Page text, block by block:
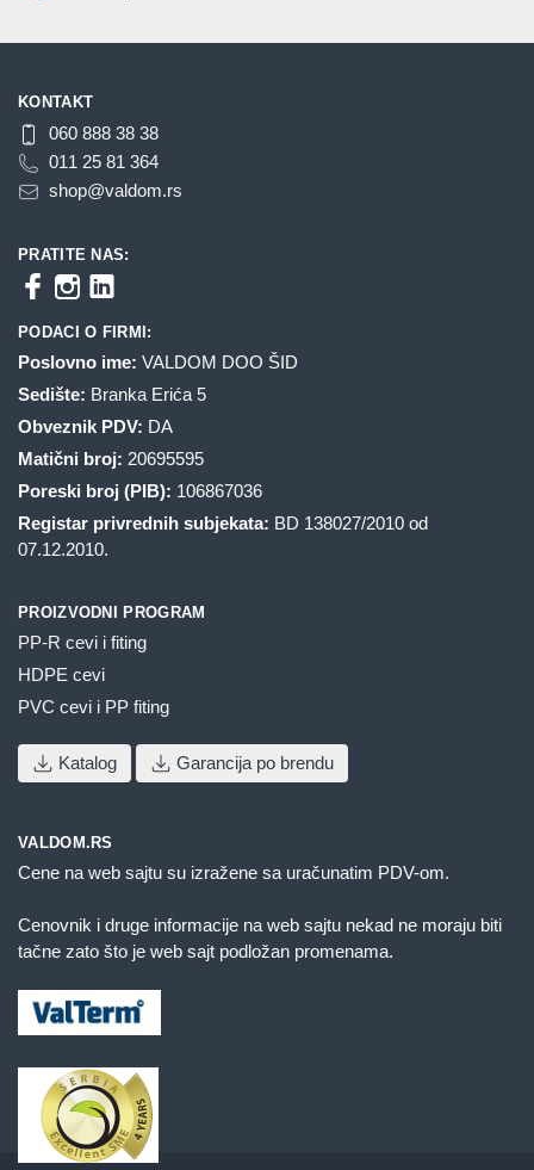
KONTAKT
060 888 38 38
011 25 81 364
shop@valdom.rs
PRATITE NAS:
PODACI O FIRMI:
Poslovno ime: VALDOM DOO ŠID
Sedište: Branka Erića 5
Obveznik PDV: DA
Matični broj: 20695595
Poreski broj (PIB): 106867036
Registar privrednih subjekata: BD 138027/2010 od
07.12.2010.
PROIZVODNI PROGRAM
PP-R cevi i fiting
HDPE cevi
PVC cevi i PP fiting
Katalog Garancija po brendu
VALDOM.RS
Cene na web sajtu su izražene sa uračunatim PDV-om.
Cenovnik i druge informacije na web sajtu nekad ne moraju biti
tačne zato što je web sajt podložan promenama.